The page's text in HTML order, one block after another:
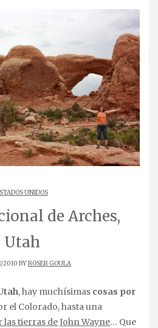
UNIDOS
de Arches,
Utah
2010 BYROSER GOULA
, hay muchísimas cosas por
el Colorado, hasta una
tierras de John Wayne… Que